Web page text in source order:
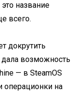
название
всего.
докрутить
дала возможность
— в SteamOS
операционки на